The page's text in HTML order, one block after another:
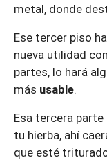
metal, donde
Ese tercer piso
nueva utilidad
partes, lo hará
más usable.
Esa tercera
tu hierba, ahí
que esté